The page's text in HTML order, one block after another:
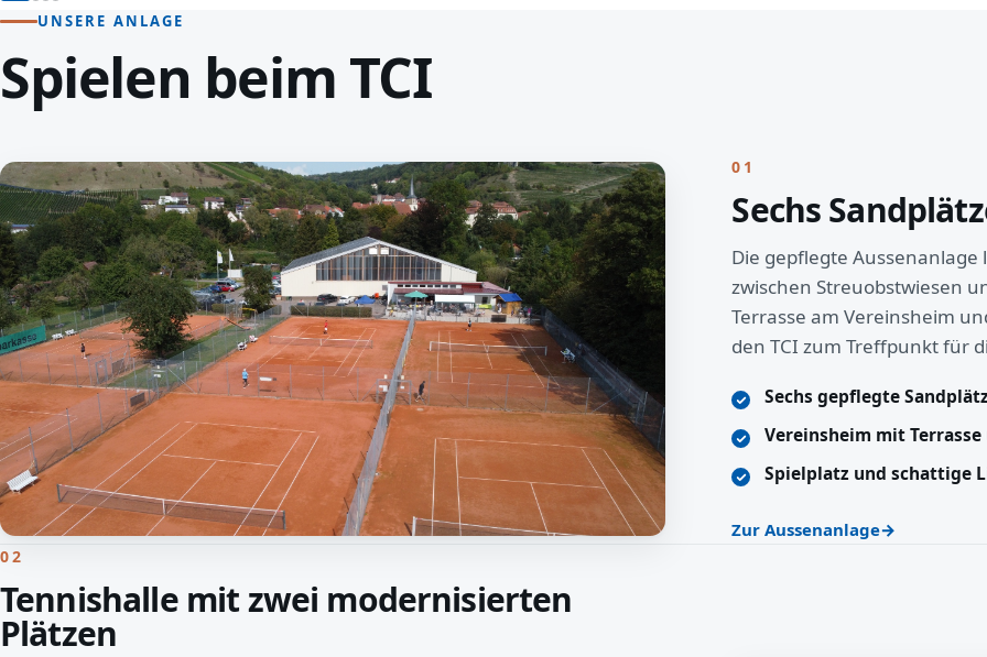
UNSERE ANLAGE
Spielen beim TCI
01
Sechs
Die gepflegte
zwischen Streuobstwiesen
Terrasse am Vereinsheim
den TCI zum Treffpunkt für
Sechs gepflegte
Vereinsheim mit
Spielplatz und schattige
Zur Aussenanlage
02
Tennishalle mit zwei modernisierten
Plätzen